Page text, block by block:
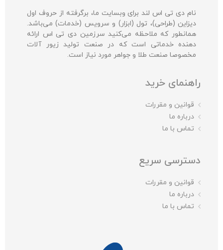
نام دی تی اس لند برای وبسایت ما، برگرفته از حروف اول
دیزاین (طراحی)، تول (ابزار) و سرویس (خدمات) می‌باشد.
همانطور که ملاحظه می‌کنید سرزمین دی تی اس ارائه
دهنده خدماتی است که در صنعت تولید زیور آلات
مخصوصا صنعت طلا و جواهر مورد نیاز است.
راهنمای خرید
قوانین و مقررات
درباره ما
تماس با ما
دسترسی سریع
قوانین و مقررات
درباره ما
تماس با ما